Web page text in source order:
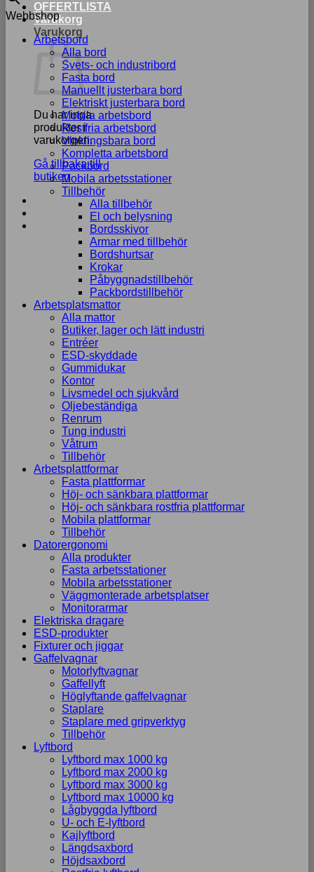
OFFERTLISTA
Varukorg
Varukorg
Du har inga
produkter i
varukorgen.
Gå tillbaka till
butiken
Webbshop
Arbetsbord
Alla bord
Svets- och industribord
Fasta bord
Manuellt justerbara bord
Elektriskt justerbara bord
Mobila arbetsbord
Rostfria arbetsbord
Vinklingsbara bord
Kompletta arbetsbord
Packbord
Mobila arbetsstationer
Tillbehör
Alla tillbehör
El och belysning
Bordsskivor
Armar med tillbehör
Bordshurtsar
Krokar
Påbyggnadstillbehör
Packbordstillbehör
Arbetsplatsmattor
Alla mattor
Butiker, lager och lätt industri
Entréer
ESD-skyddade
Gummidukar
Kontor
Livsmedel och sjukvård
Oljebeständiga
Renrum
Tung industri
Våtrum
Tillbehör
Arbetsplattformar
Fasta plattformar
Höj- och sänkbara plattformar
Höj- och sänkbara rostfria plattformar
Mobila plattformar
Tillbehör
Datorergonomi
Alla produkter
Fasta arbetsstationer
Mobila arbetsstationer
Väggmonterade arbetsplatser
Monitorarmar
Elektriska dragare
ESD-produkter
Fixturer och jiggar
Gaffelvagnar
Motorlyftvagnar
Gaffellyft
Höglyftande gaffelvagnar
Staplare
Staplare med gripverktyg
Tillbehör
Lyftbord
Lyftbord max 1000 kg
Lyftbord max 2000 kg
Lyftbord max 3000 kg
Lyftbord max 10000 kg
Lågbyggda lyftbord
U- och E-lyftbord
Kajlyftbord
Längdsaxbord
Höjdsaxbord